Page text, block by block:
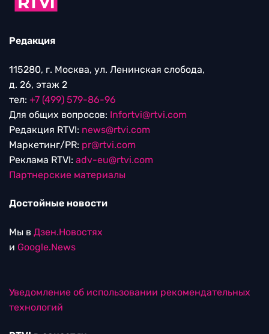
Редакция
115280, г. Москва, ул. Ленинская слобода,
д. 26, этаж 2
тел: +7 (499) 579-86-96
Для общих вопросов: Infortvi@rtvi.com
Редакция RTVI: news@rtvi.com
Маркетинг/PR: pr@rtvi.com
Реклама RTVI: adv-eu@rtvi.com
Партнерские материалы
Достойные новости
Мы в Дзен.Новостях
и Google.News
Уведомление об использовании рекомендательных
технологий